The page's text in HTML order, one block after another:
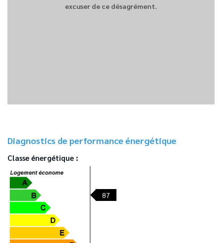
excuser de ce désagrément.
Diagnostics de performance énergétique
Classe énergétique :
87